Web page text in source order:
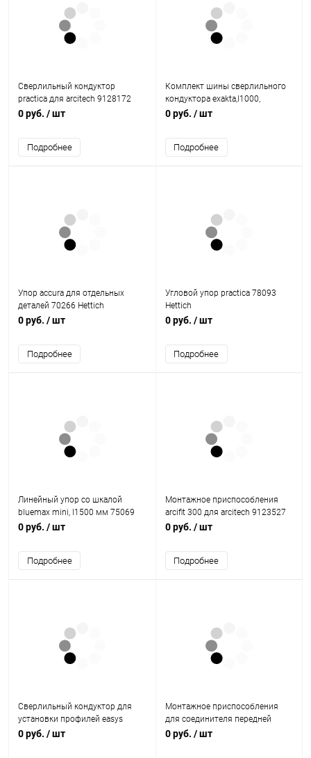
Сверлильный кондуктор
practica для arcitech 9128172
Hettich
0 руб. / шт
Подробнее
Комплект шины сверлильного
кондуктора exakta,l1000,
алюминий 14825 Hettich
0 руб. / шт
Подробнее
Упор accura для отдельных
деталей 70266 Hettich
0 руб. / шт
Подробнее
Угловой упор practica 78093
Hettich
0 руб. / шт
Подробнее
Линейный упор со шкалой
bluemax mini, l1500 мм 75069
Hettich
0 руб. / шт
Подробнее
Монтажное приспособления
arcifit 300 для arcitech 9123527
Hettich
0 руб. / шт
Подробнее
Сверлильный кондуктор для
установки профилей easys
9086400 Hettich
0 руб. / шт
Монтажное приспособления
для соединителя передней
панели arcitech, h78 9127212
0 руб. / шт